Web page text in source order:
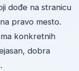
dođe na stranicu
pravo mesto.
konkretnih
dobra